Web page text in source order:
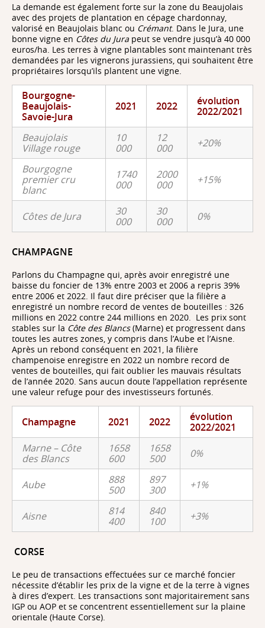
La demande est également forte sur la zone du Beaujolais
avec des projets de plantation en cépage chardonnay,
valorisé en Beaujolais blanc ou Crémant. Dans le Jura, une
bonne vigne en Côtes du Jura peut se vendre jusqu’à 40 000
euros/ha. Les terres à vigne plantables sont maintenant très
demandées par les vignerons jurassiens, qui souhaitent être
propriétaires lorsqu’ils plantent une vigne.
Bourgogne-
Beaujolais-
Savoie-Jura
2021 2022
évolution
2022/2021
Beaujolais
Village rouge
10
000
12
000
+20%
Bourgogne
premier cru
blanc
1740
000
2000
000
+15%
Côtes de Jura
30
000
30
000
0%
CHAMPAGNE
Parlons du Champagne qui, après avoir enregistré une
baisse du foncier de 13% entre 2003 et 2006 a repris 39%
entre 2006 et 2022. Il faut dire préciser que la filière a
enregistré un nombre record de ventes de bouteilles : 326
millions en 2022 contre 244 millions en 2020. Les prix sont
stables sur la Côte des Blancs(Marne) et progressent dans
toutes les autres zones, y compris dans l’Aube et l’Aisne.
Après un rebond conséquent en 2021, la filière
champenoise enregistre en 2022 un nombre record de
ventes de bouteilles, qui fait oublier les mauvais résultats
de l’année 2020. Sans aucun doute l’appellation représente
une valeur refuge pour des investisseurs fortunés.
Champagne 2021 2022
évolution
2022/2021
Marne – Côte
des Blancs
1658
600
1658
500
0%
Aube
888
500
897
300
+1%
Aisne
814
400
840
100
+3%
CORSE
Le peu de transactions effectuées sur ce marché foncier
nécessite d’établir les prix de la vigne et de la terre à vignes
à dires d’expert. Les transactions sont majoritairement sans
IGP ou AOP et se concentrent essentiellement sur la plaine
orientale (Haute Corse).